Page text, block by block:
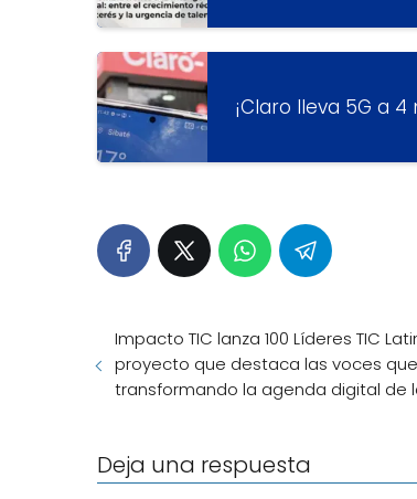
¡Claro lleva 5G a
Impacto TIC lanza 100 Líderes TIC
proyecto que destaca las voces
transformando la agenda digital de
Deja una respuesta